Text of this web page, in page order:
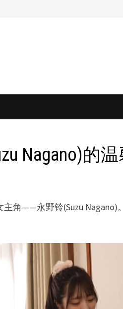
Nagano)的
主角——永野铃(Suzu